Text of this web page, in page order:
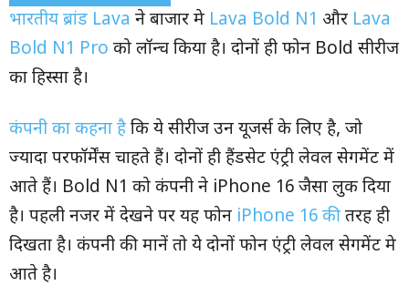
भारतीय ब्रांड Lava ने बाजार मे Lava Bold N1 और Lava
Bold N1 Pro को लॉन्च किया है। दोनों ही फोन Bold सीरीज
का हिस्सा है।
कंपनी का कहना है कि ये सीरीज उन यूजर्स के लिए है, जो
ज्यादा परफॉर्मेंस चाहते हैं। दोनों ही हैंडसेट एंट्री लेवल सेगमेंट में
आते हैं। Bold N1 को कंपनी ने iPhone 16 जैसा लुक दिया
है। पहली नजर में देखने पर यह फोन iPhone 16 कीतरह ही
दिखता है। कंपनी की मानें तो ये दोनों फोन एंट्री लेवल सेगमेंट मे
आते है।